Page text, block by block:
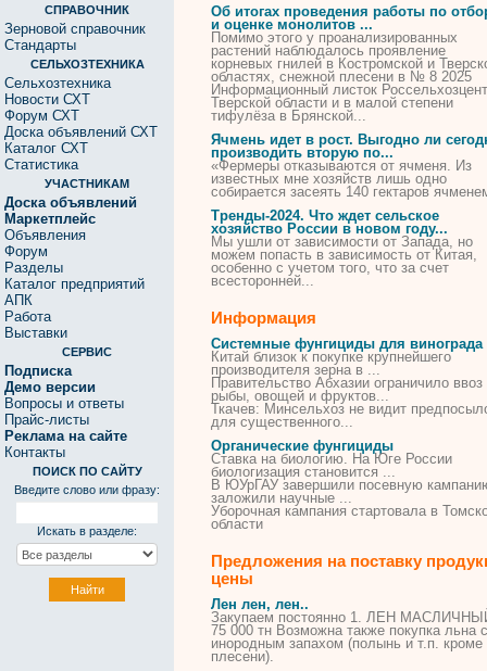
СПРАВОЧНИК
Зерновой справочник
Стандарты
СЕЛЬХОЗТЕХНИКА
Сельхозтехника
Новости СХТ
Форум СХТ
Доска объявлений СХТ
Каталог СХТ
Статистика
УЧАСТНИКАМ
Доска объявлений
Маркетплейс
Объявления
Форум
Разделы
Каталог предприятий
АПК
Работа
Выставки
СЕРВИС
Подписка
Демо версии
Вопросы и ответы
Прайс-листы
Реклама на сайте
Контакты
ПОИСК ПО САЙТУ
Введите слово или фразу:
Искать в разделе:
Об итогах проведения работы по
и оценке монолитов ...
Помимо этого у проанализированных
растений наблюдалось проявление
корневых гнилей в Костромской и
областях, снежной плесени в № 8 2025
Информационный листок
Тверской области и в малой степени
тифулёза в Брянской...
Ячмень идет в рост. Выгодно ли
производить вторую по...
«Фермеры отказываются от ячменя. Из
известных мне хозяйств лишь одно
собирается засеять 140 гектаров
Тренды-2024. Что ждет сельское
хозяйство России в новом году...
Мы ушли от зависимости от Запада, но
можем попасть в зависимость отКитая,
особенно с учетом того, что за счет
всесторонней...
Информация
Системные фунгициды для винограда
Китай близок к покупке крупнейшего
производителя зерна в ...
Правительство Абхазии ограничило ввоз
рыбы, овощей и фруктов...
Ткачев: Минсельхоз не видит
для существенного...
Органические фунгициды
Ставка на биологию. На Юге России
биологизация становится ...
В ЮУрГАУ завершили посевную
заложили научные ...
Уборочная кампания стартовала в
области
Предложения на поставку
цены
Лен лен, лен..
Закупаем постоянно 1. ЛЕН
75 000 тн Возможна также покупка льна с
инородным запахом (полынь и т.п. кроме
плесени).